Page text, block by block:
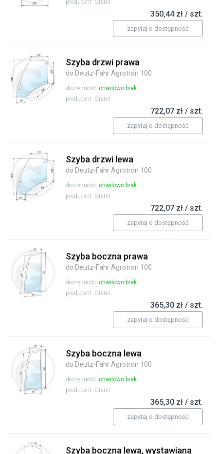
producent: Granit
350,44 zł / szt.
zapytaj o dostępność
Szyba drzwi prawa
do Deutz-Fahr Agrotron 100
dostępność: chwilowo brak
producent: Granit
722,07 zł / szt.
zapytaj o dostępność
Szyba drzwi lewa
do Deutz-Fahr Agrotron 100
dostępność: chwilowo brak
producent: Granit
722,07 zł / szt.
zapytaj o dostępność
Szyba boczna prawa
do Deutz-Fahr Agrotron 100
dostępność: chwilowo brak
producent: Granit
365,30 zł / szt.
zapytaj o dostępność
Szyba boczna lewa
do Deutz-Fahr Agrotron 100
dostępność: chwilowo brak
producent: Granit
365,30 zł / szt.
zapytaj o dostępność
Szyba boczna lewa, wystawiana